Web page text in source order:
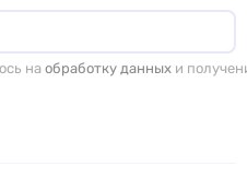
на обработку данных и